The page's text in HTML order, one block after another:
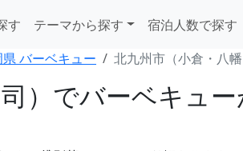
す テーマから探す 宿泊人数で探す
バーベキュー 北九州市（小倉・八
）でバーベキュ